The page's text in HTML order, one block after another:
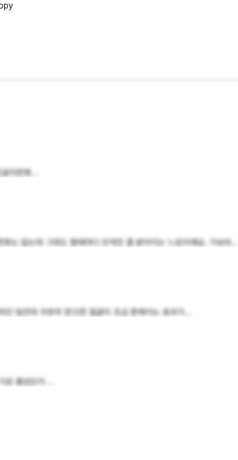
직한병...
는 없는데 그래도 할때마다 안색은 좀 밝아지는 느낌이예요. 가성비...
진 않은데 꾸준히 받으면 얼굴이 조금 환해지는 효과가...
장 좋았던거 ...